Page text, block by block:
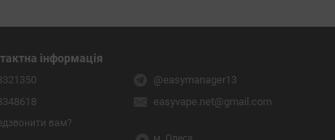
інформація
вам?
@easymanager13
easyvape.net@gmail.com